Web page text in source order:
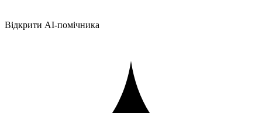
Відкрити AI-помічника